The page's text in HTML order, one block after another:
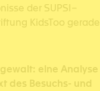
der SUPSI–
KidsToo gerade
eine Analyse
des Besuchs- und